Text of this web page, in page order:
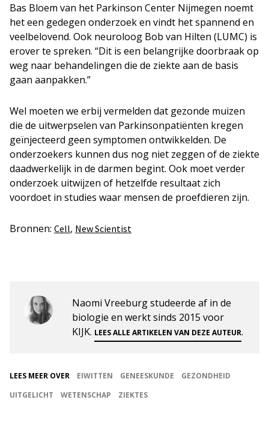
Bas Bloem van het Parkinson Center Nijmegen noemt
het een gedegen onderzoek en vindt het spannend en
veelbelovend. Ook neuroloog Bob van Hilten (LUMC) is
erover te spreken. “Dit is een belangrijke doorbraak op
weg naar behandelingen die de ziekte aan de basis
gaan aanpakken.”
Wel moeten we erbij vermelden dat gezonde muizen
die de uitwerpselen van Parkinsonpatiënten kregen
geïnjecteerd geen symptomen ontwikkelden. De
onderzoekers kunnen dus nog niet zeggen of de ziekte
daadwerkelijk in de darmen begint. Ook moet verder
onderzoek uitwijzen of hetzelfde resultaat zich
voordoet in studies waar mensen de proefdieren zijn.
Bronnen: Cell, New Scientist
Naomi Vreeburg studeerde af in de
biologie en werkt sinds 2015 voor
KIJK. LEES ALLE ARTIKELEN VAN DEZE AUTEUR.
LEES MEER OVER EIWITTEN GENEESKUNDE
GEZONDHEID
UITGELICHT
WETENSCHAP ZIEKTES